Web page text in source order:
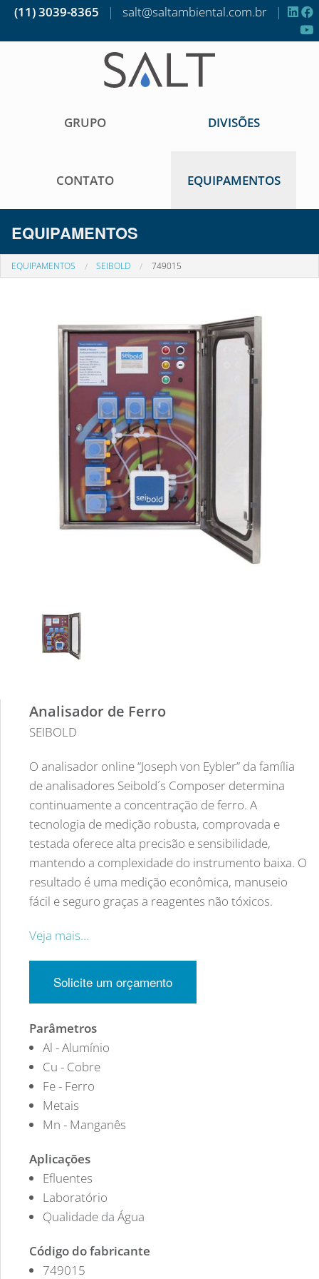
(11) 3039-8365 | salt@saltambiental.com.br |
GRUPO DIVISÕES
CONTATO EQUIPAMENTOS
EQUIPAMENTOS
EQUIPAMENTOS SEIBOLD 749015
Analisador de Ferro
SEIBOLD
O analisador online “Joseph von Eybler” da família
de analisadores Seibold´s Composer determina
continuamente a concentração de ferro. A
tecnologia de medição robusta, comprovada e
testada oferece alta precisão e sensibilidade,
mantendo a complexidade do instrumento baixa. O
resultado é uma medição econômica, manuseio
fácil e seguro graças a reagentes não tóxicos.
Veja mais…
Solicite um orçamento
Parâmetros
Al - Alumínio
Cu - Cobre
Fe - Ferro
Metais
Mn - Manganês
Aplicações
Efluentes
Laboratório
Qualidade da Água
Código do fabricante
749015